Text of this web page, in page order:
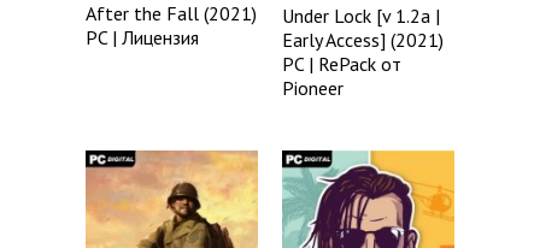
After the Fall (2021)
PC | Лицензия
Under Lock [v 1.2a |
Early Access] (2021)
PC | RePack от
Pioneer